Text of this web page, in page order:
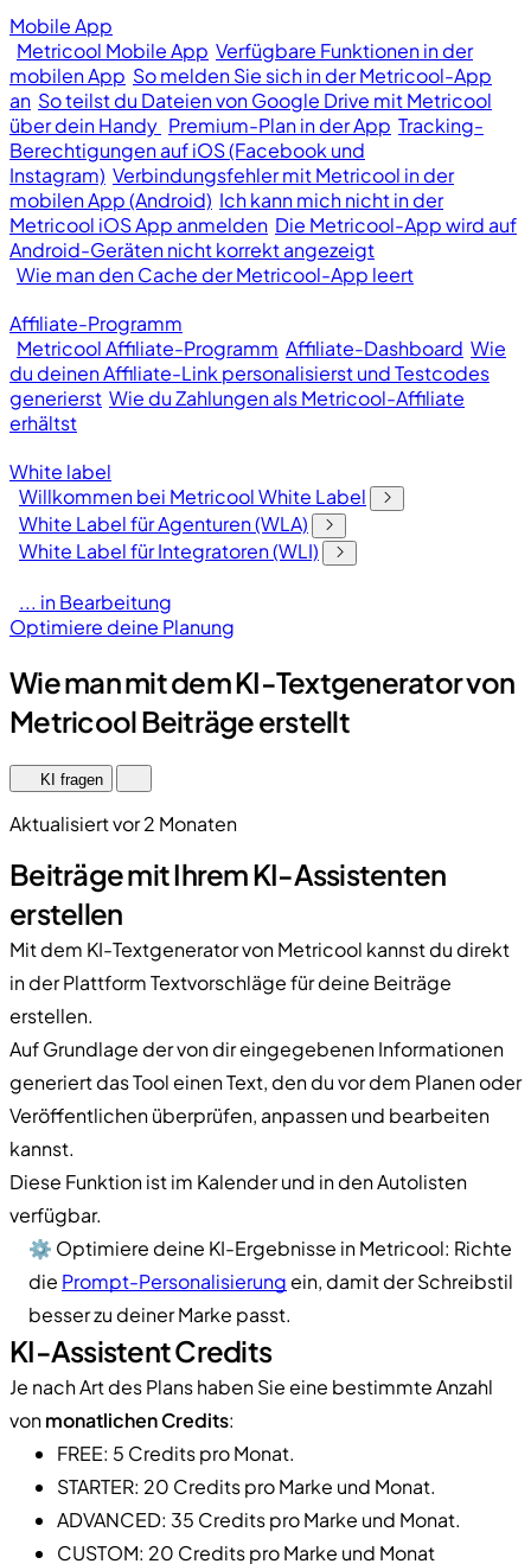
Mobile App
Metricool Mobile App Verfügbare Funktionen in der
mobilen App So melden Sie sich in der Metricool-App
an So teilst du Dateien von Google Drive mit Metricool
über dein Handy Premium-Plan in der App Tracking-
Berechtigungen auf iOS (Facebook und
Instagram) Verbindungsfehler mit Metricool in der
mobilen App (Android) Ich kann mich nicht in der
Metricool iOS App anmelden Die Metricool-App wird auf
Android-Geräten nicht korrekt angezeigt
Wie man den Cache der Metricool-App leert
Affiliate-Programm
Metricool Affiliate-Programm Affiliate-Dashboard Wie
du deinen Affiliate-Link personalisierst und Testcodes
generierst Wie du Zahlungen als Metricool-Affiliate
erhältst
White label
Willkommen bei Metricool White Label
White Label für Agenturen (WLA)
White Label für Integratoren (WLI)
... in Bearbeitung
Optimiere deine Planung
Wie man mit dem KI-Textgenerator von
Metricool Beiträge erstellt
KI fragen
Aktualisiert vor 2 Monaten
Beiträge mit Ihrem KI-Assistenten
erstellen
Mit dem KI-Textgenerator von Metricool kannst du direkt
in der Plattform Textvorschläge für deine Beiträge
erstellen.
Auf Grundlage der von dir eingegebenen Informationen
generiert das Tool einen Text, den du vor dem Planen oder
Veröffentlichen überprüfen, anpassen und bearbeiten
kannst.
Diese Funktion ist im Kalender und in den Autolisten
verfügbar.
⚙️ Optimiere deine KI-Ergebnisse in Metricool: Richte
die Prompt-Personalisierungein, damit der Schreibstil
besser zu deiner Marke passt.
KI-Assistent Credits
Je nach Art des Plans haben Sie eine bestimmte Anzahl
vonmonatlichen Credits:
FREE: 5 Credits pro Monat.
STARTER: 20 Credits pro Marke und Monat.
ADVANCED: 35 Credits pro Marke und Monat.
CUSTOM: 20 Credits pro Marke und Monat